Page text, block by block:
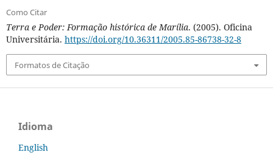
Como Citar
Terra e Poder: Formação histórica de Marília. (2005). Oficina
Universitária. https://doi.org/10.36311/2005.85-86738-32-8
Formatos de Citação
Idioma
English